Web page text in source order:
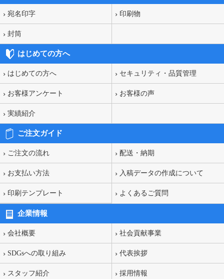
宛名印字 印刷物
封筒
はじめての方へ
はじめての方へ セキュリティ・品質管理
お客様アンケート お客様の声
実績紹介
ご注文ガイド
ご注文の流れ 配送・納期
お支払い方法 入稿データの作成について
印刷テンプレート よくあるご質問
企業情報
会社概要 社会貢献事業
SDGsへの取り組み 代表挨拶
スタッフ紹介 採用情報